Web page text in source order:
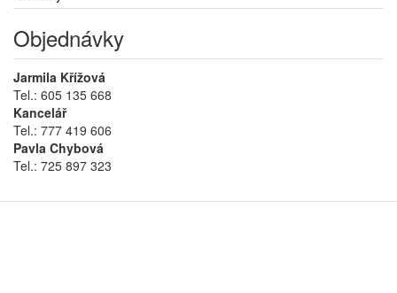
Objednávky
Jarmila Křížová
Tel.: 605 135 668
Kancelář
Tel.: 777 419 606
Pavla Chybová
Tel.: 725 897 323